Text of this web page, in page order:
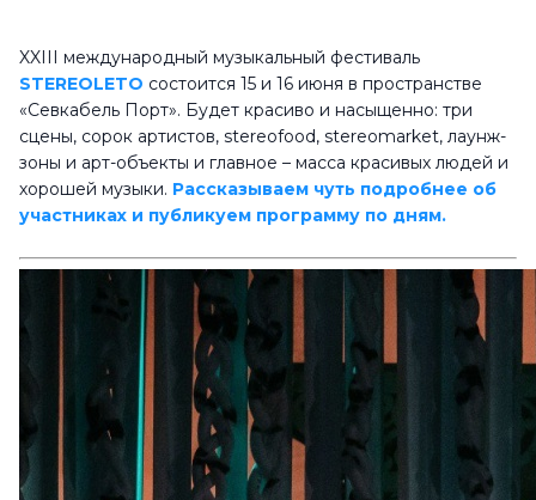
XXIII международный музыкальный фестиваль
STEREOLETO состоится 15 и 16 июня в пространстве
«Севкабель Порт». Будет красиво и насыщенно: три
сцены, сорок артистов, stereofood, stereomarket, лаунж-
зоны и арт-объекты и главное – масса красивых людей и
хорошей музыки. Рассказываем чуть подробнее об
участниках и публикуем программу по дням.